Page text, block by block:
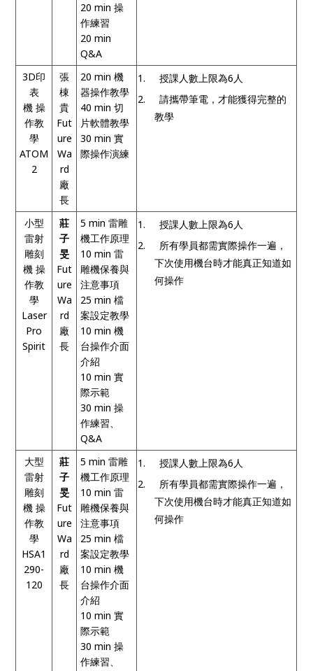
20 min操
作練習
20 min
Q&A
3D印
表
機 操
作教
學
ATOM
2
張
棟
貴
Fut
ure
Wa
rd
廠
長
20 min機
器操作教學
40 min切
片軟體教學
30 min實
際操作演練
1.授課人數上限為6人
2.請攜帶筆電，才能獲得完整的
教學
小型
雷射
雕刻
機 操
作教
學
Laser
Pro
Spirit
莊
子
旻
Fut
ure
Wa
rd
廠
長
5 min雷雕
機工作原理
10 min雷
雕機保養與
注意事項
25 min檔
案設定教學
10 min機
台操作介面
介紹
10 min實
際示範
30 min操
作練習、
Q&A
1.授課人數上限為6人
2. 所有學員都需實際操作一遍，
下次使用機台時才能真正知道如
何操作
大型
雷射
雕刻
機 操
作教
學
HSA1
290-
120
莊
子
旻
Fut
ure
Wa
rd
廠
長
5 min雷雕
機工作原理
10 min雷
雕機保養與
注意事項
25 min檔
案設定教學
10 min機
台操作介面
介紹
10 min實
際示範
30 min操
作練習、
1.授課人數上限為6人
2. 所有學員都需實際操作一遍，
下次使用機台時才能真正知道如
何操作